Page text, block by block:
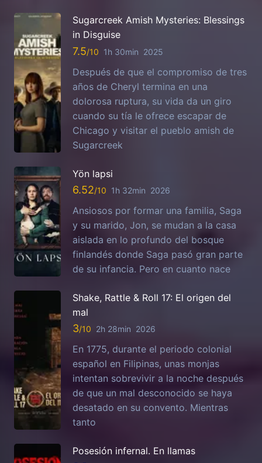
Sugarcreek Amish Mysteries: Blessings
in Disguise
7.5 1h 30min 2025
Después de que el compromiso de tres
años de Cheryl termina en una
dolorosa ruptura, su vida da un giro
cuando su tía le ofrece escapar de
Chicago y visitar el pueblo amish de
Sugarcreek
Yön lapsi
6.52 1h 32min 2026
Ansiosos por formar una familia, Saga
y su marido, Jon, se mudan a la casa
aislada en lo profundo del bosque
finlandés donde Saga pasó gran parte
de su infancia. Pero en cuanto nace
Shake, Rattle & Roll 17: El origen del
mal
3 2h 28min 2026
En 1775, durante el periodo colonial
español en Filipinas, unas monjas
intentan sobrevivir a la noche después
de que un mal desconocido se haya
desatado en su convento. Mientras
tanto
Posesión infernal. En llamas